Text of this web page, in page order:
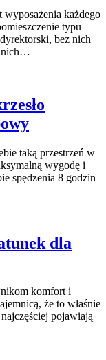
wyposażenia każdego
typu
bez nich
taką przestrzeń w
wygodę i
spędzenia 8 godzin
dla
komfort i
że to właśnie
pojawiają